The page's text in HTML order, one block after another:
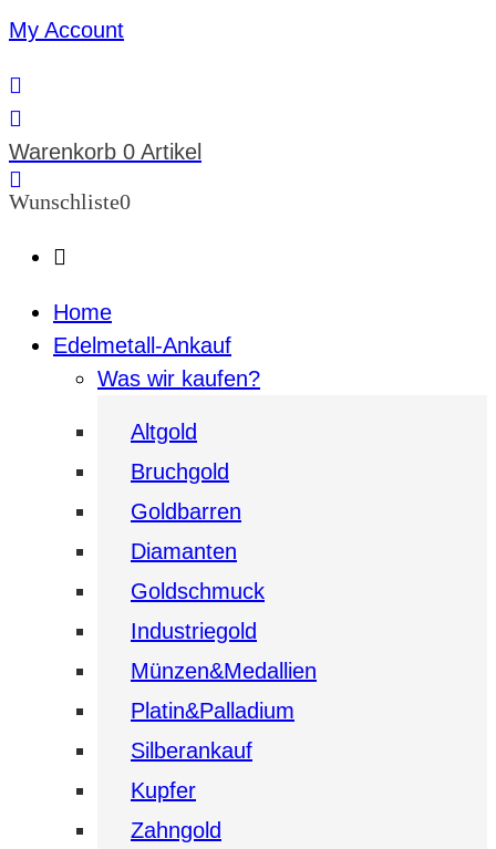
My Account
Warenkorb 0 Artikel
Wunschliste0
Home
Edelmetall-Ankauf
Was wir kaufen?
Altgold
Bruchgold
Goldbarren
Diamanten
Goldschmuck
Industriegold
Münzen&Medallien
Platin&Palladium
Silberankauf
Kupfer
Zahngold